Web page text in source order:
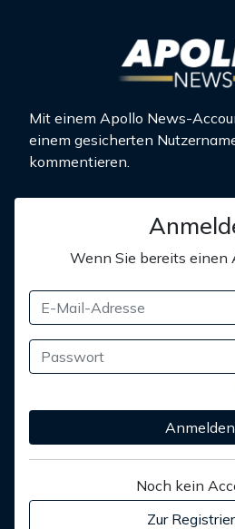
Mit einem Apollo News-
einem gesicherten
kommentieren.
Wenn Sie bereits einen
Anmelden
Noch kein
Zur